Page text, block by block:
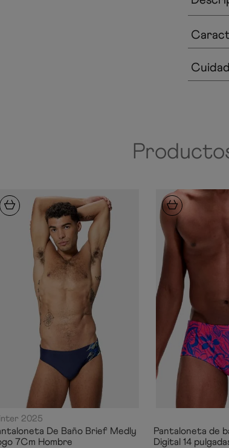
2025
De Baño Brief Medly
7Cm Hombre
Pantaloneta de
Digital 14